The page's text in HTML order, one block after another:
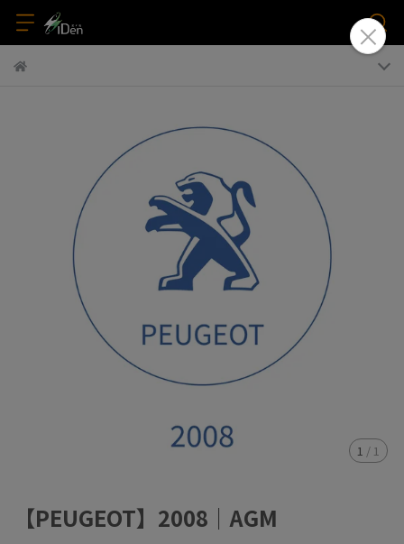
1 / 1
【PEUGEOT】2008｜AGM